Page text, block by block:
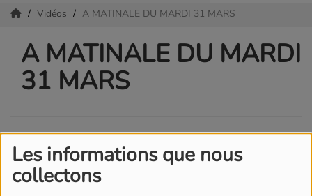
Les informations que nous
collectons
Vidéos A MATINALE DU MARDI 31 MARS
A MATINALE DU MARDI
31 MARS